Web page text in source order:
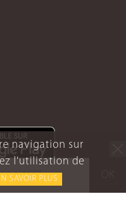
navigation sur
l'utilisation de
SAVOIR PLUS